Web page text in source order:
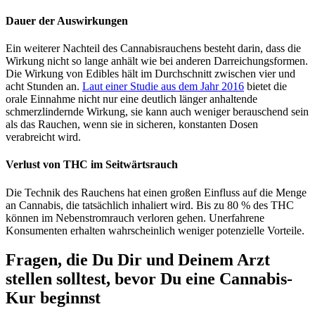
Dauer der Auswirkungen
Ein weiterer Nachteil des Cannabisrauchens besteht darin, dass die
Wirkung nicht so lange anhält wie bei anderen Darreichungsformen.
Die Wirkung von Edibles hält im Durchschnitt zwischen vier und
acht Stunden an. Laut einer Studie aus dem Jahr 2016 bietet die
orale Einnahme nicht nur eine deutlich länger anhaltende
schmerzlindernde Wirkung, sie kann auch weniger berauschend sein
als das Rauchen, wenn sie in sicheren, konstanten Dosen
verabreicht wird.
Verlust von THC im Seitwärtsrauch
Die Technik des Rauchens hat einen großen Einfluss auf die Menge
an Cannabis, die tatsächlich inhaliert wird. Bis zu 80 % des THC
können im Nebenstromrauch verloren gehen. Unerfahrene
Konsumenten erhalten wahrscheinlich weniger potenzielle Vorteile.
Fragen, die Du Dir und Deinem Arzt
stellen solltest, bevor Du eine Cannabis-
Kur beginnst